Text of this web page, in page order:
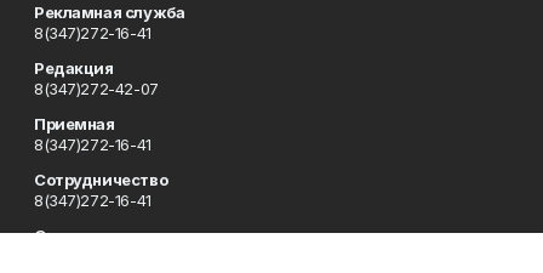
Рекламная служба
8(347)272-16-41
Редакция
8(347)272-42-07
Приемная
8(347)272-16-41
Сотрудничество
8(347)272-16-41
Отдел кадров